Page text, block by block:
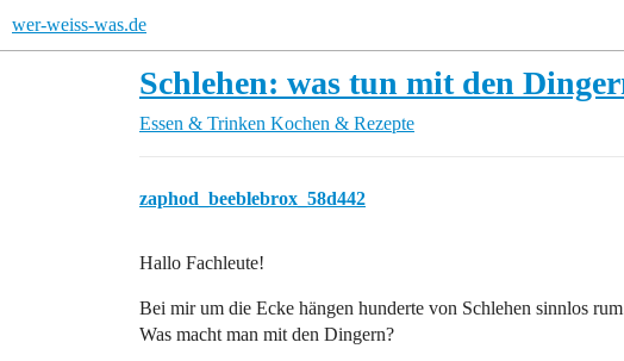
wer-weiss-was.de
Schlehen: was tun mit den
Essen & Trinken Kochen & Rezepte
zaphod_beeblebrox_58d442
Hallo Fachleute!
Bei mir um die Ecke hängen hunderte von Schlehen sinnlos
Was macht man mit den Dingern?